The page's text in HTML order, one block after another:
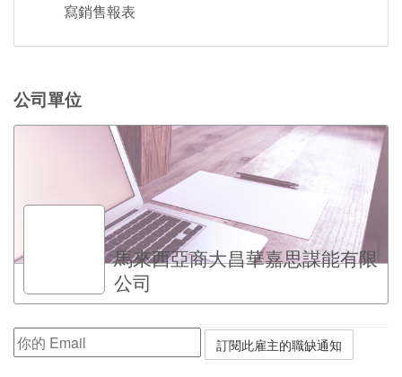
寫銷售報表
公司單位
馬來西亞商大昌華嘉思謀能有限
公司